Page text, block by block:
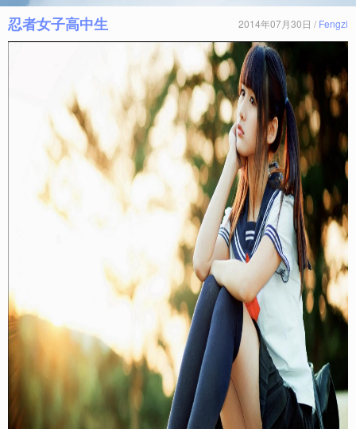
忍者女子高中生 2014年07月30日 / Fengzi